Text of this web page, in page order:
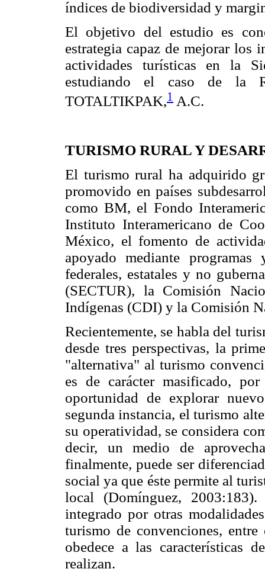
índices de biodiversidad y
El objetivo del estudio es
estrategia capaz de mejorar los
actividades turísticas en la
estudiando el caso de la
TOTALTIKPAK,1 A.C.
TURISMO RURAL Y
El turismo rural ha adquirido
promovido en países
como BM, el Fondo
Instituto Interamericano de
México, el fomento de
apoyado mediante
federales, estatales y no
(SECTUR), la Comisión
Indígenas (CDI) y la Comisión
Recientemente, se habla del
desde tres perspectivas, la
"alternativa" al turismo
es de carácter masificado,
oportunidad de explorar
segunda instancia, el turismo
su operatividad, se considera
decir, un medio de
finalmente, puede ser
social ya que éste permite al
local (Domínguez,
integrado por otras
turismo de convenciones,
obedece a las características
realizan.